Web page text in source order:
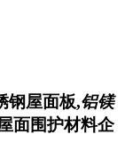
钢屋面板,铝镁
面围护材料企